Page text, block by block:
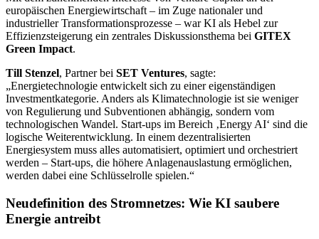
europäischen Energiewirtschaft – im Zuge nationaler und
industrieller Transformationsprozesse – war KI als Hebel zur
Effizienzsteigerung ein zentrales Diskussionsthema bei GITEX
Green Impact.
Till Stenzel, Partner bei SET Ventures, sagte:
„Energietechnologie entwickelt sich zu einer eigenständigen
Investmentkategorie. Anders als Klimatechnologie ist sie weniger
von Regulierung und Subventionen abhängig, sondern vom
technologischen Wandel. Start-ups im Bereich ‚Energy AI‘ sind die
logische Weiterentwicklung. In einem dezentralisierten
Energiesystem muss alles automatisiert, optimiert und orchestriert
werden – Start-ups, die höhere Anlagenauslastung ermöglichen,
werden dabei eine Schlüsselrolle spielen.“
Neudefinition des Stromnetzes: Wie KI saubere
Energie antreibt